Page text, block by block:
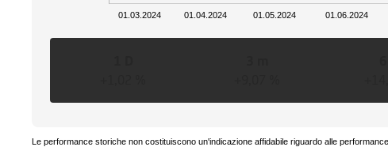
01.03.2024 01.05.2024
01.04.2024 01.06.2024
Le performance storiche non costituiscono un'indicazione affidabile riguardo alle